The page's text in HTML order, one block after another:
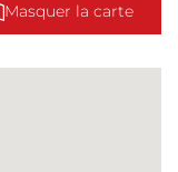
Masquer la carte